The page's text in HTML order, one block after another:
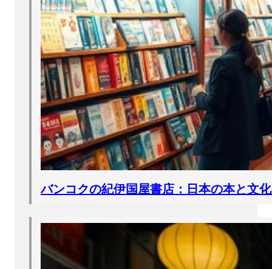
バンコクの紀伊国屋書店：日本の本と文